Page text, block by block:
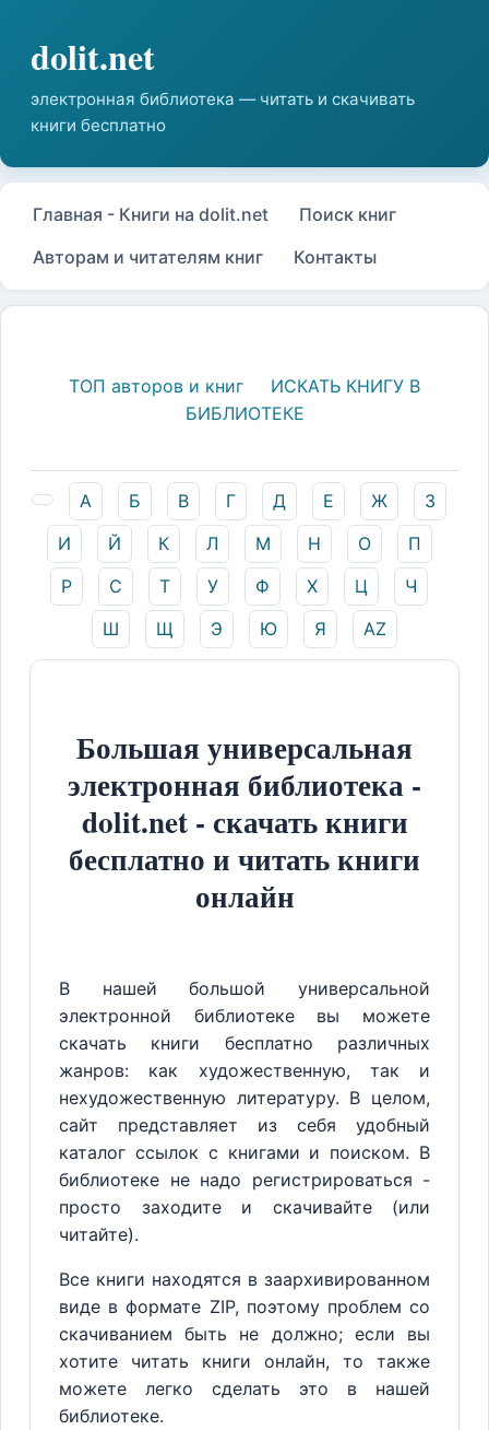
Главная - Книги на dolit.net
Поиск книг
Авторам и читателям книг
Контакты
ТОП авторов и книг
ИСКАТЬ КНИГУ В
БИБЛИОТЕКЕ
А Б В Г Д Е Ж
З
И
Й К Л М Н О
П
Р
С Т У Ф Х Ц
Ч
Ш
Щ Э Ю Я AZ
Большая универсальная
электронная библиотека -
dolit.net - скачать книги
бесплатно и читать книги
онлайн
В нашей большой универсальной
электронной библиотеке вы можете
скачать книги бесплатно различных
жанров: как художественную, так и
нехудожественную литературу. В целом,
сайт представляет из себя удобный
каталог ссылок с книгами и поиском. В
библиотеке не надо регистрироваться -
просто заходите и скачивайте (или
читайте).
Все книги находятся в заархивированном
виде в формате ZIP, поэтому проблем со
скачиванием быть не должно; если вы
хотите читать книги онлайн, то также
можете легко сделать это в нашей
библиотеке.